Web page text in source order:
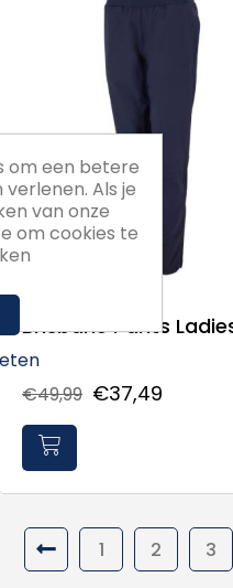
Brisbane Pants
€49,99 €37,49
1 2 3
om een betere
Als je
van onze
om cookies te